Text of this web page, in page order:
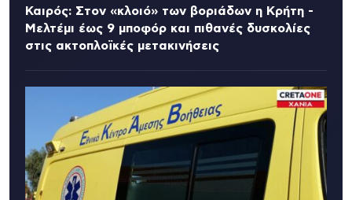
Καιρός: Στον «κλοιό» των βοριάδων η Κρήτη -
Μελτέμι έως 9 μποφόρ και πιθανές δυσκολίες
στις ακτοπλοϊκές μετακινήσεις